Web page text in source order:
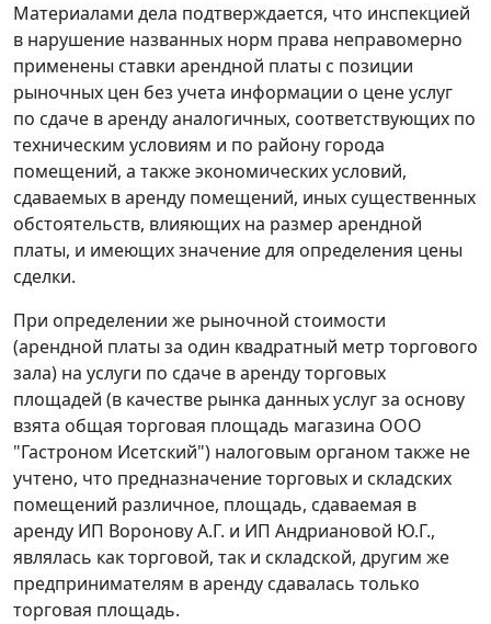
Материалами дела подтверждается, что инспекцией
в нарушение названных норм права неправомерно
применены ставки арендной платы с позиции
рыночных цен без учета информации о цене услуг
по сдаче в аренду аналогичных, соответствующих по
техническим условиям и по району города
помещений, а также экономических условий,
сдаваемых в аренду помещений, иных существенных
обстоятельств, влияющих на размер арендной
платы, и имеющих значение для определения цены
сделки.
При определении же рыночной стоимости
(арендной платы за один квадратный метр торгового
зала) на услуги по сдаче в аренду торговых
площадей (в качестве рынка данных услуг за основу
взята общая торговая площадь магазина ООО
"Гастроном Исетский") налоговым органом также не
учтено, что предназначение торговых и складских
помещений различное, площадь, сдаваемая в
аренду ИП Воронову А.Г. и ИП Андриановой Ю.Г.,
являлась как торговой, так и складской, другим же
предпринимателям в аренду сдавалась только
торговая площадь.